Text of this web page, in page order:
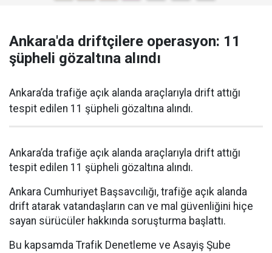
Ankara'da driftçilere operasyon: 11
şüpheli gözaltına alındı
Ankara’da trafiğe açık alanda araçlarıyla drift attığı
tespit edilen 11 şüpheli gözaltına alındı.
Ankara’da trafiğe açık alanda araçlarıyla drift attığı
tespit edilen 11 şüpheli gözaltına alındı.
Ankara Cumhuriyet Başsavcılığı, trafiğe açık alanda
drift atarak vatandaşların can ve mal güvenliğini hiçe
sayan sürücüler hakkında soruşturma başlattı.
Bu kapsamda Trafik Denetleme ve Asayiş Şube